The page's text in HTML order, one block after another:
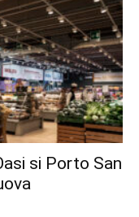
si Porto San